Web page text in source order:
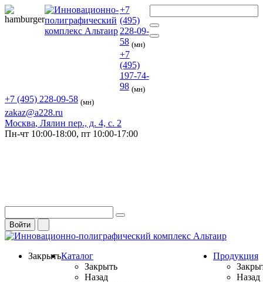
+7
(495)
228-09-
58 (мн)
+7
(495)
197-74-
98 (мн)
+7 (495) 228-09-58 (мн)
zakaz@a228.ru
Москва, Лялин пер., д. 4, с. 2
Пн-чт 10:00-18:00, пт 10:00-17:00
Войти
ЗакрытьКаталог
Закрыть
Назад
Продукция
Назад